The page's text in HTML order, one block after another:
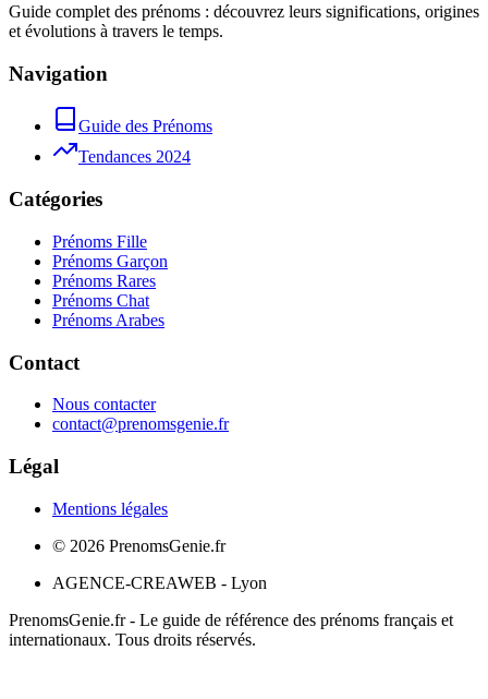
Guide complet des prénoms : découvrez leurs significations, origines
et évolutions à travers le temps.
Navigation
Guide des Prénoms
Tendances 2024
Catégories
Prénoms Fille
Prénoms Garçon
Prénoms Rares
Prénoms Chat
Prénoms Arabes
Contact
Nous contacter
contact@prenomsgenie.fr
Légal
Mentions légales
© 2026 PrenomsGenie.fr
AGENCE-CREAWEB - Lyon
PrenomsGenie.fr - Le guide de référence des prénoms français et
internationaux. Tous droits réservés.